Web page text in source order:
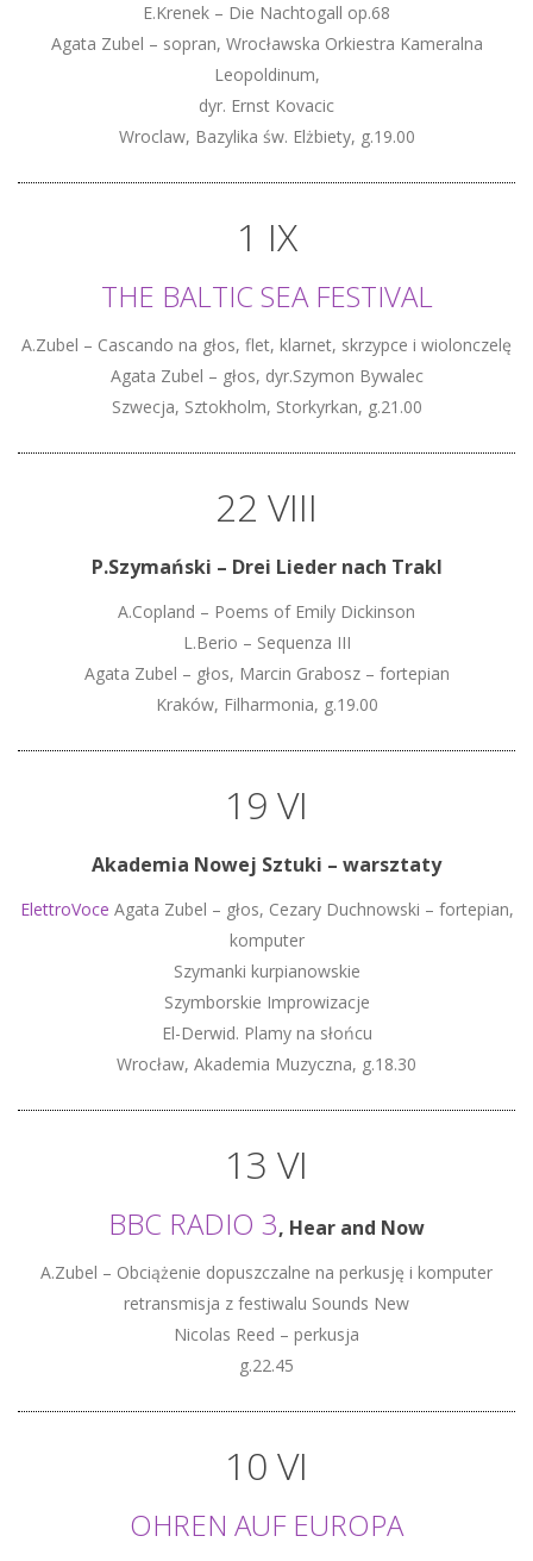
E.Krenek – Die Nachtogall op.68
Agata Zubel – sopran, Wrocławska Orkiestra Kameralna
Leopoldinum,
dyr. Ernst Kovacic
Wroclaw, Bazylika św. Elżbiety, g.19.00
1 IX
THE BALTIC SEA FESTIVAL
A.Zubel – Cascando na głos, flet, klarnet, skrzypce i wiolonczelę
Agata Zubel – głos, dyr.Szymon Bywalec
Szwecja, Sztokholm, Storkyrkan, g.21.00
22 VIII
P.Szymański – Drei Lieder nach Trakl
A.Copland – Poems of Emily Dickinson
L.Berio – Sequenza III
Agata Zubel – głos, Marcin Grabosz – fortepian
Kraków, Filharmonia, g.19.00
19 VI
Akademia Nowej Sztuki – warsztaty
ElettroVoce Agata Zubel – głos, Cezary Duchnowski – fortepian,
komputer
Szymanki kurpianowskie
Szymborskie Improwizacje
El-Derwid. Plamy na słońcu
Wrocław, Akademia Muzyczna, g.18.30
13 VI
BBC RADIO 3, Hear and Now
A.Zubel – Obciążenie dopuszczalne na perkusję i komputer
retransmisja z festiwalu Sounds New
Nicolas Reed – perkusja
g.22.45
10 VI
OHREN AUF EUROPA